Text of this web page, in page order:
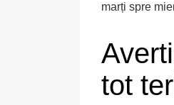
marți spre
tot